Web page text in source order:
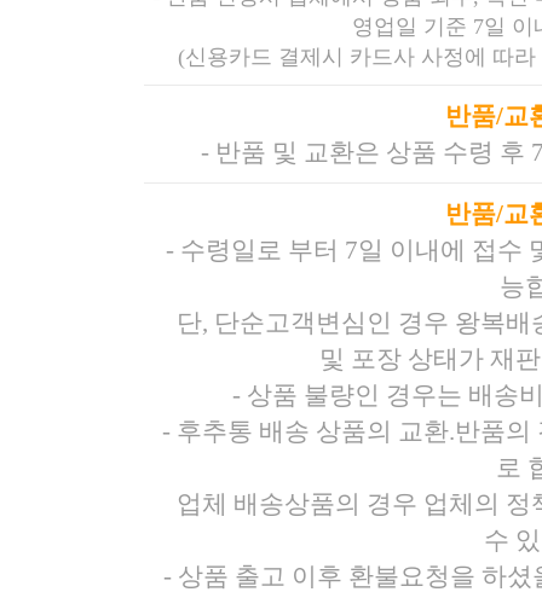
영업일 기준 7일
(신용카드 결제시 카드사 사정에 따
반품/교
- 반품 및 교환은 상품 수령 후
반품/교
- 수령일로 부터 7일 이내에 접수
능
단, 단순고객변심인 경우 왕복
및 포장 상태가 재
- 상품 불량인 경우는 배송
- 후추통 배송 상품의 교환.반품
로
업체 배송상품의 경우 업체의
수
- 상품 출고 이후 환불요청을 하